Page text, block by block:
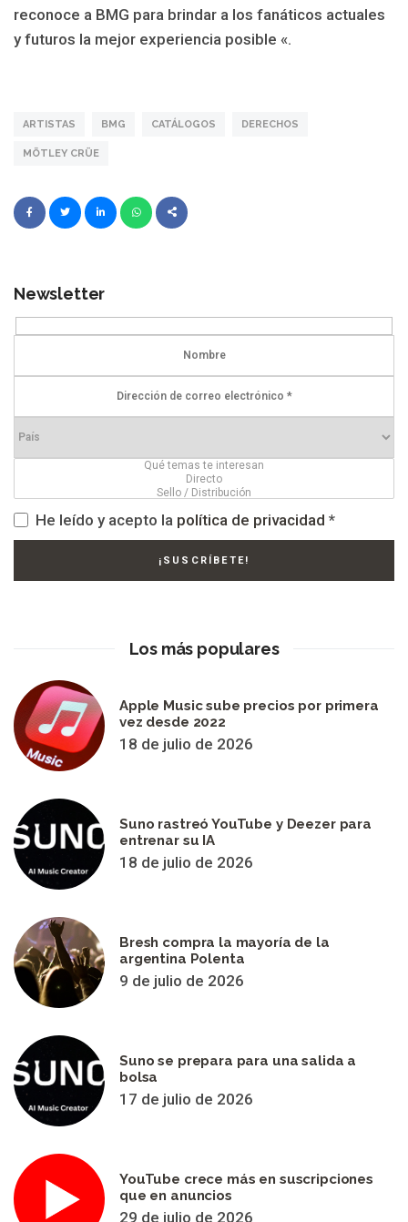
reconoce a BMG para brindar a los fanáticos actuales
y futuros la mejor experiencia posible «.
ARTISTAS BMG CATÁLOGOS DERECHOS
MÖTLEY CRÜE
Newsletter
He leído y acepto la política de privacidad *
Los más populares
Apple Music sube precios por primera
vez desde 2022
18 de julio de 2026
Suno rastreó YouTube y Deezer para
entrenar su IA
18 de julio de 2026
Bresh compra la mayoría de la
argentina Polenta
9 de julio de 2026
Suno se prepara para una salida a
bolsa
17 de julio de 2026
YouTube crece más en suscripciones
que en anuncios
29 de julio de 2026